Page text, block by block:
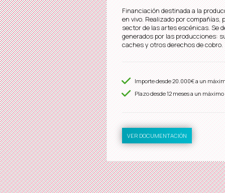
Financiación destinada a la
en vivo. Realizado por
sector de las artes escénicas. Se
generados por las producciones:
caches y otros derechos de cobro.
Importe desde20.000€a un
Plazo desde12meses a un
VER DOCUMENTACIÓN